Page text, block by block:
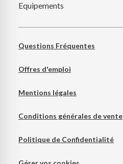
Equipements
Questions Fréquentes
Offres d'emploi
Mentions légales
Conditions générales de vente
Politique de Confidentialité